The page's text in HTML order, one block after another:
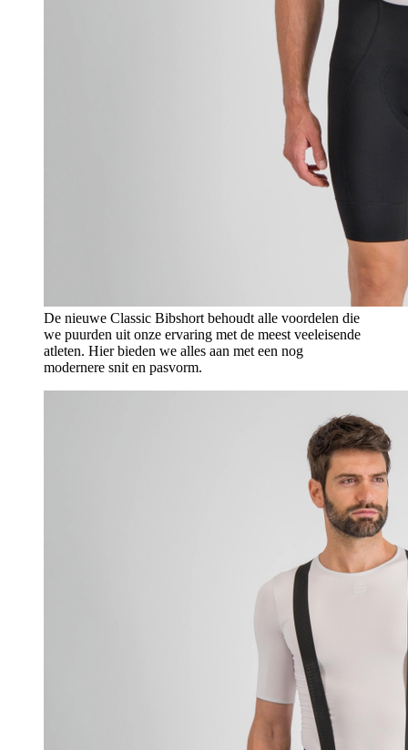
De nieuwe Classic Bibshort behoudt alle voordelen die
we puurden uit onze ervaring met de meest veeleisende
atleten. Hier bieden we alles aan met een nog
modernere snit en pasvorm.